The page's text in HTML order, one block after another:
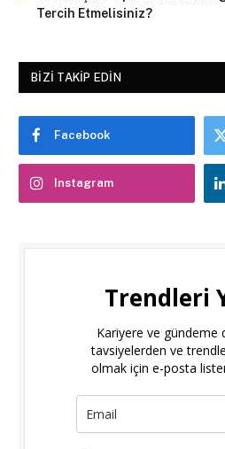
Tercih Etmelisiniz?
BIZI TAKIP EDIN
Facebook
Instagram
Trendleri
Kariyere ve gündeme
tavsiyelerden ve
olmak için e-posta